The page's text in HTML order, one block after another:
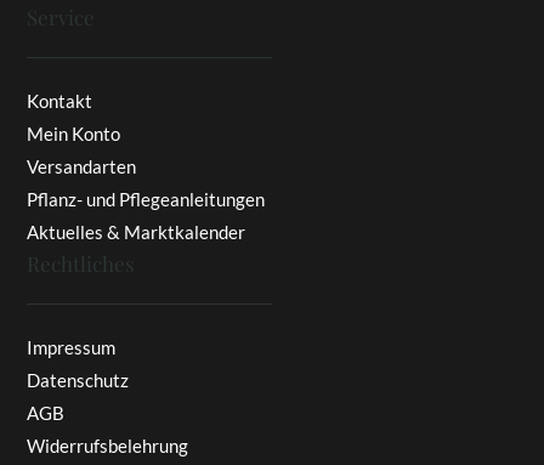
Service
Kontakt
Mein Konto
Versandarten
Pflanz- und Pflegeanleitungen
Aktuelles & Marktkalender
Rechtliches
Impressum
Datenschutz
AGB
Widerrufsbelehrung